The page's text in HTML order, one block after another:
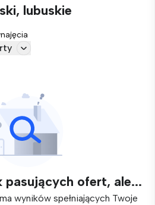
lubuskie
ofert, ale...
wyników spełniających Twoje